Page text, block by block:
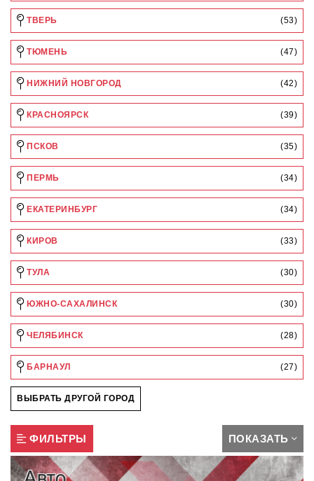
ТВЕРЬ (53)
ТЮМЕНЬ (47)
НИЖНИЙ НОВГОРОД (42)
КРАСНОЯРСК (39)
ПСКОВ (35)
ПЕРМЬ (34)
ЕКАТЕРИНБУРГ (34)
КИРОВ (33)
ТУЛА (30)
ЮЖНО-САХАЛИНСК (30)
ЧЕЛЯБИНСК (28)
БАРНАУЛ (27)
ВЫБРАТЬ ДРУГОЙ ГОРОД
ФИЛЬТРЫ ПОКАЗАТЬ